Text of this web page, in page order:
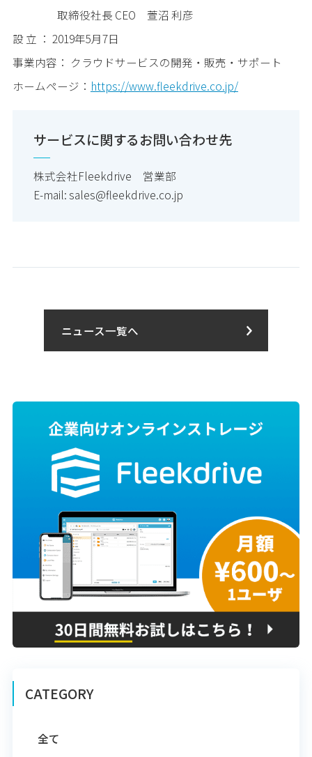
取締役社長 CEO 萱沼 利彦
設 立 ： 2019年5月7日
事業内容： クラウドサービスの開発・販売・サポート
ホームページ： https://www.fleekdrive.co.jp/
サービスに関するお問い合わせ先
株式会社Fleekdrive 営業部
E-mail: sales@fleekdrive.co.jp
ニュース一覧へ
CATEGORY
全て